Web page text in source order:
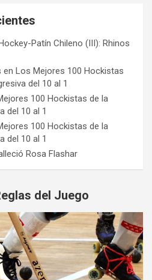
Patín Chileno (III): Rhinos
en Los Mejores 100 Hockistas
del 10 al 1
100 Hockistas de la
del 10 al 1
100 Hockistas de la
del 10 al 1
Rosa Flashar
del Juego